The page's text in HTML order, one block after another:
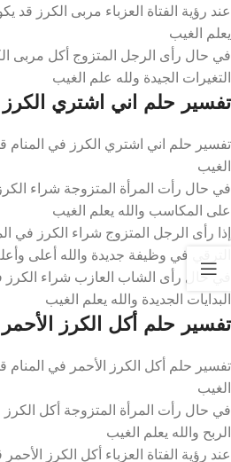
عند رؤية الفتاة العزباء مربى الكرز قد
يعلم الغيب
في حال رأى الرجل المتزوج أكل مربى
التغيرات الجيدة ولله علم الغيب
تفسير حلم اني اشتري
تفسير حلم اني اشتري الكرز في المنام
الغيب
في حال رأت المرأة المتزوجة شراء
على المكاسب والله يعلم الغيب
إذا رأى الرجل المتزوج شراء الكرز في
الترقي في وظيفة جديدة والله أعلى
في حال رأى الشاب العازب شراء الكرز
البدايات الجديدة والله يعلم الغيب
تفسير حلم أكل الكرز
تفسير حلم أكل الكرز الأحمر في المنام
الغيب
في حال رأت المرأة المتزوجة أكل الكرز
الربح والله يعلم الغيب
عند رؤية الفتاة العزباء أكل الكرز